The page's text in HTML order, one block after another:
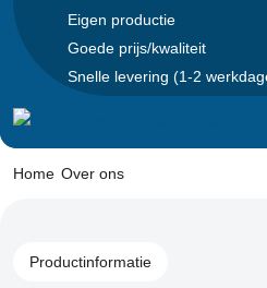
Eigen productie
Goede prijs/kwaliteit
Snelle levering (1-2
Home Over ons
Productinformatie